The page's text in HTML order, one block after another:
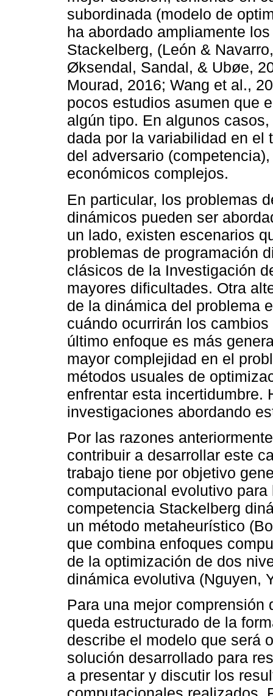
subordinada (modelo de
ha abordado ampliamente
Stackelberg, (León &
Øksendal, Sandal, & Ubøe,
Mourad, 2016; Wang et al.,
pocos estudios asumen que
algún tipo. En algunos
dada por la variabilidad en el
del adversario
económicos complejos.
En particular, los problemas
dinámicos pueden ser
un lado, existen escenarios
problemas de programación
clásicos de la Investigación
mayores dificultades. Otra
de la dinámica del problema
cuándo ocurrirán los
último enfoque es más
mayor complejidad en el
métodos usuales de
enfrentar esta incertidumbre.
investigaciones abordando
Por las razones
contribuir a desarrollar este
trabajo tiene por objetivo
computacional evolutivo
competencia Stackelberg
un método metaheurístico
que combina enfoques
de la optimización de dos
dinámica evolutiva (Nguyen,
Para una mejor comprensión
queda estructurado de la
describe el modelo que será
solución desarrollado para
a presentar y discutir los